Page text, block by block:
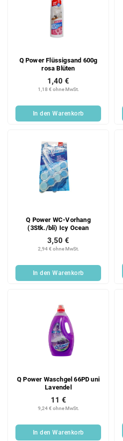
Q Power Flüssigsand 600g
rosa Blüten
1,18 € ohne MwSt.
1,40 €
In den Warenkorb
Q Power WC-Vorhang
(3Stk./bli) Icy Ocean
2,94 € ohne MwSt.
3,50 €
In den Warenkorb
Q Power Waschgel 66PD uni
Lavendel
9,24 € ohne MwSt.
11 €
In den Warenkorb